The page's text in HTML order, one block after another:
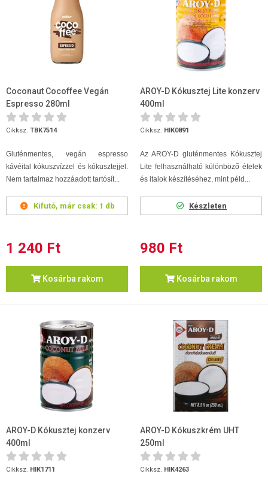
Coconaut Cocoffee Vegán
Espresso 280ml
Cikksz. TBK7514
Gluténmentes, vegán espresso
kávéital kókuszvízzel és kókusztejjel.
Nem tartalmaz hozzáadott tartósít...
Kifutó, már csak: 1 db
1 240 Ft
Kosárba rakom
AROY-D Kókusztej Lite konzerv
400ml
Cikksz. HIK0891
Az AROY-D gluténmentes Kókusztej
Lite felhasználható különböző ételek
és italok készítéséhez, mint péld...
Készleten
980 Ft
Kosárba rakom
AROY-D Kókusztej konzerv
400ml
Cikksz. HIK1711
AROY-D Kókuszkrém UHT
250ml
Cikksz. HIK4263